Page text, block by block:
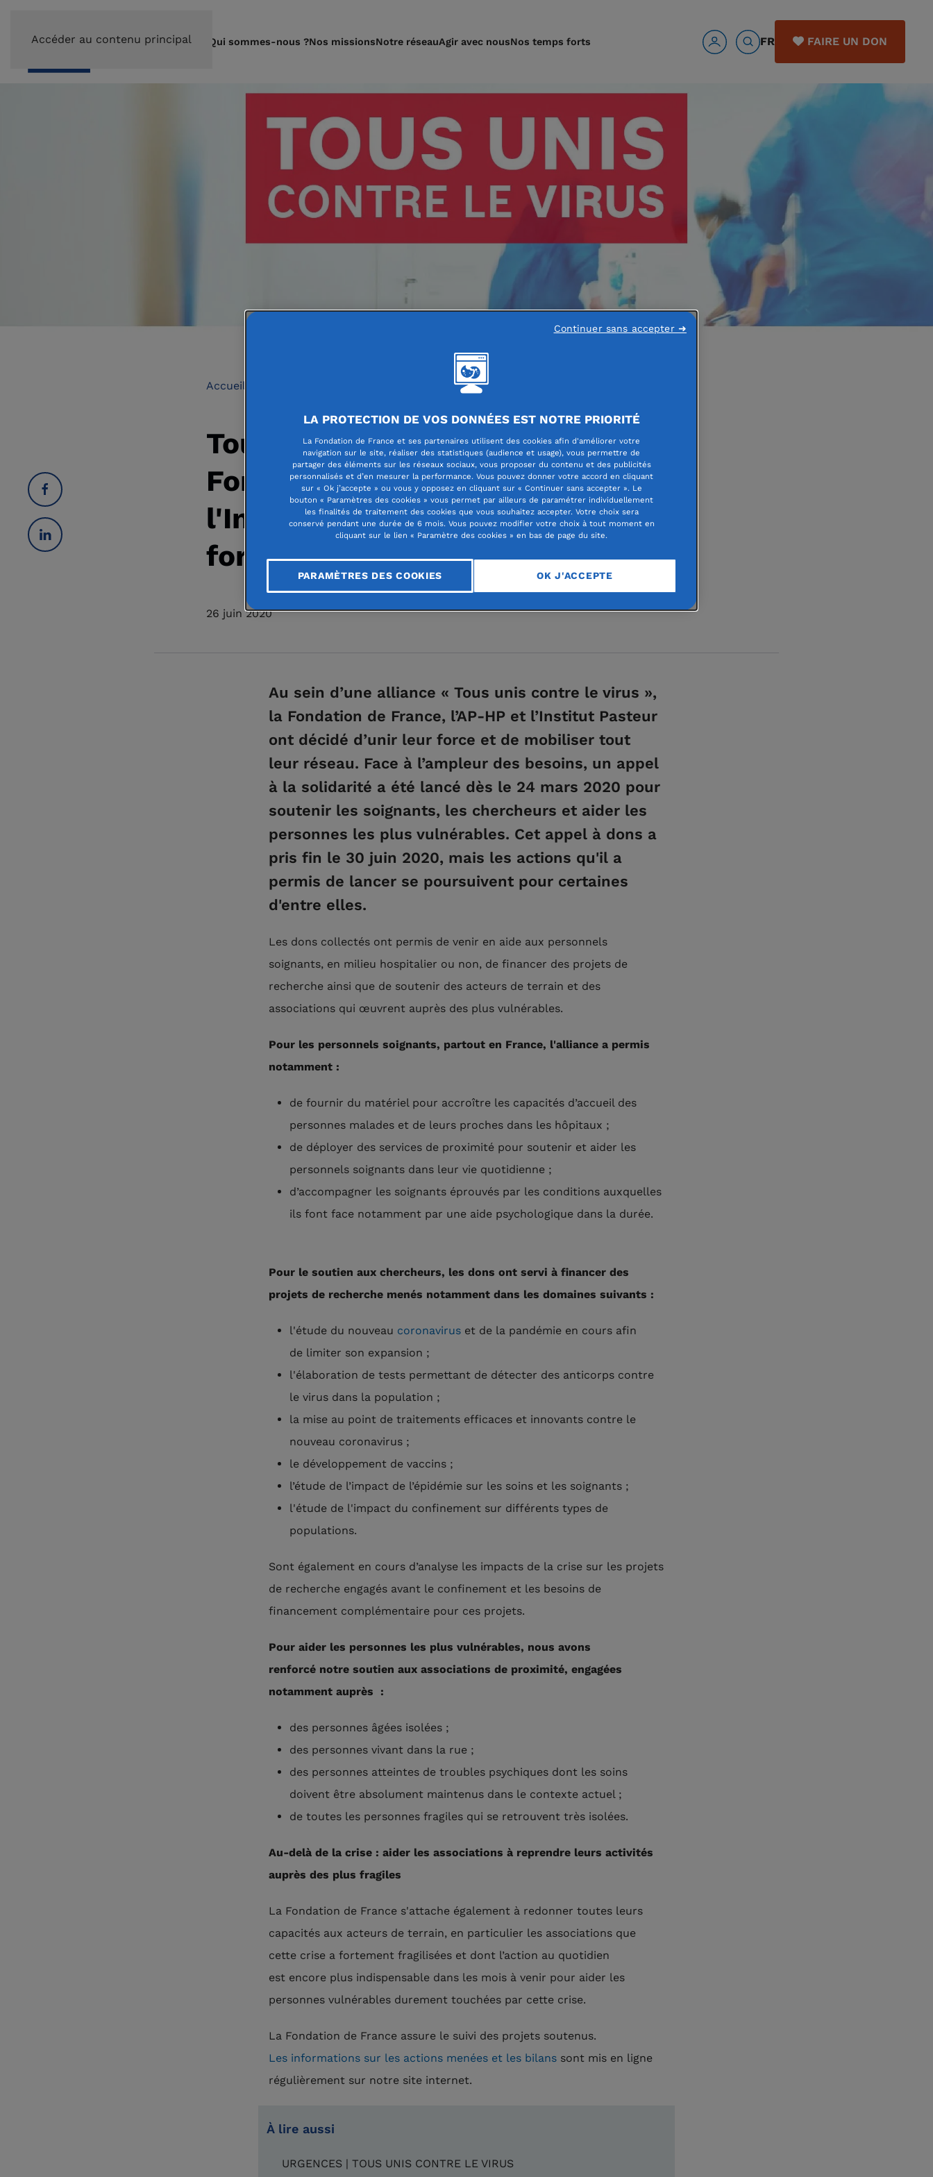
Accéder au contenu principal Qui sommes-nous ?Nos missionsNotre réseauAgir avec nousNos temps forts FR FAIRE UN DON
Accueil
Tous unis contre le virus : la
Fondation de France, l'AP-HP et
l'Institut Pasteur unissent leurs
forces
26 juin 2020
Au sein d’une alliance « Tous unis contre le virus »,
la Fondation de France, l’AP-HP et l’Institut Pasteur
ont décidé d’unir leur force et de mobiliser tout
leur réseau. Face à l’ampleur des besoins, un appel
à la solidarité a été lancé dès le 24 mars 2020 pour
soutenir les soignants, les chercheurs et aider les
personnes les plus vulnérables. Cet appel à dons a
pris fin le 30 juin 2020, mais les actions qu'il a
permis de lancer se poursuivent pour certaines
d'entre elles.
Les dons collectés ont permis de venir en aide aux personnels
soignants, en milieu hospitalier ou non, de financer des projets de
recherche ainsi que de soutenir des acteurs de terrain et des
associations qui œuvrent auprès des plus vulnérables.
Pour les personnels soignants, partout en France, l'alliance a permis
notamment :
de fournir du matériel pour accroître les capacités d’accueil des
personnes malades et de leurs proches dans les hôpitaux ;
de déployer des services de proximité pour soutenir et aider les
personnels soignants dans leur vie quotidienne ;
d’accompagner les soignants éprouvés par les conditions auxquelles
ils font face notamment par une aide psychologique dans la durée.
Pour le soutien aux chercheurs, les dons ont servi à financer des
projets de recherche menés notamment dans les domaines suivants :
l'étude du nouveau coronavirus et de la pandémie en cours afin
de limiter son expansion ;
l'élaboration de tests permettant de détecter des anticorps contre
le virus dans la population ;
la mise au point de traitements efficaces et innovants contre le
nouveau coronavirus ;
le développement de vaccins ;
l’étude de l’impact de l’épidémie sur les soins et les soignants ;
l'étude de l'impact du confinement sur différents types de
populations.
Sont également en cours d’analyse les impacts de la crise sur les projets
de recherche engagés avant le confinement et les besoins de
financement complémentaire pour ces projets.
Pour aider les personnes les plus vulnérables, nous avons
renforcé notre soutien aux associations de proximité, engagées
notamment auprès :
des personnes âgées isolées ;
des personnes vivant dans la rue ;
des personnes atteintes de troubles psychiques dont les soins
doivent être absolument maintenus dans le contexte actuel ;
de toutes les personnes fragiles qui se retrouvent très isolées.
Au-delà de la crise : aider les associations à reprendre leurs activités
auprès des plus fragiles
La Fondation de France s'attache également à redonner toutes leurs
capacités aux acteurs de terrain, en particulier les associations que
cette crise a fortement fragilisées et dont l’action au quotidien
est encore plus indispensable dans les mois à venir pour aider les
personnes vulnérables durement touchées par cette crise.
La Fondation de France assure le suivi des projets soutenus.
Les informations sur les actions menées et les bilans sont mis en ligne
régulièrement sur notre site internet.
À lire aussi
URGENCES | TOUS UNIS CONTRE LE VIRUS
LA PROTECTION DE VOS DONNÉES EST NOTRE PRIORITÉ
La Fondation de France et ses partenaires utilisent des cookies afin d'améliorer votre
navigation sur le site, réaliser des statistiques (audience et usage), vous permettre de
partager des éléments sur les réseaux sociaux, vous proposer du contenu et des publicités
personnalisés et d’en mesurer la performance. Vous pouvez donner votre accord en cliquant
sur « Ok j’accepte » ou vous y opposez en cliquant sur « Continuer sans accepter ». Le
bouton « Paramètres des cookies » vous permet par ailleurs de paramétrer individuellement
les finalités de traitement des cookies que vous souhaitez accepter. Votre choix sera
conservé pendant une durée de 6 mois. Vous pouvez modifier votre choix à tout moment en
cliquant sur le lien « Paramètre des cookies » en bas de page du site.
PARAMÈTRES DES COOKIES OK J'ACCEPTE
Continuer sans accepter ➜